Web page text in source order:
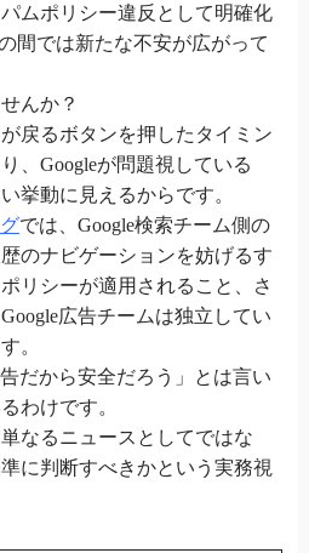
ムポリシー違反として明確化
間では新たな不安が広がって
んか？
戻るボタンを押したタイミン
、Googleが問題視している
挙動に見えるからです。
では、Google検索チーム側の
のナビゲーションを妨げるす
リシーが適用されること、さ
広告チームは独立してい
。
だから安全だろう」とは言い
わけです。
なるニュースとしてではな
に判断すべきかという実務視